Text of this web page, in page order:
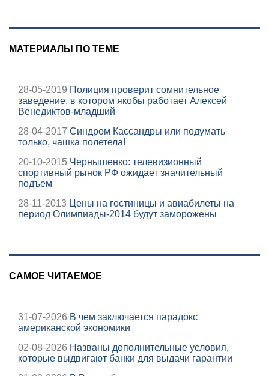
МАТЕРИАЛЫ ПО ТЕМЕ
28-05-2019 Полиция проверит сомнительное
заведение, в котором якобы работает Алексей
Венедиктов-младший
28-04-2017 Синдром Кассандры или подумать
только, чашка полетела!
20-10-2015 Чернышенко: телевизионный
спортивный рынок РФ ожидает значительный
подъем
28-11-2013 Цены на гостиницы и авиабилеты на
период Олимпиады-2014 будут заморожены
САМОЕ ЧИТАЕМОЕ
31-07-2026 В чем заключается парадокс
американской экономики
02-08-2026 Названы дополнительные условия,
которые выдвигают банки для выдачи гарантии